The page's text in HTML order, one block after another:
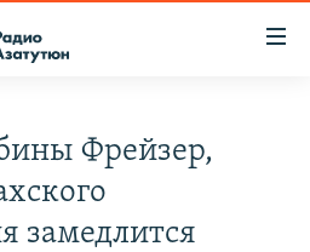
Фрейзер,
замедлится